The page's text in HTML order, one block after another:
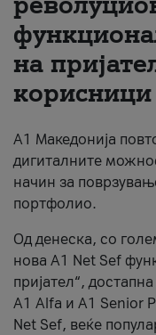
За нас
#ПодобарОнлајн
на
корисници
А1 Македонија
дигиталните
начин за
портфолио.
Од денеска, со
нова A1 Net Sef
пријател“,
А1 Alfa и A1 Senior
Net Sef, веќе